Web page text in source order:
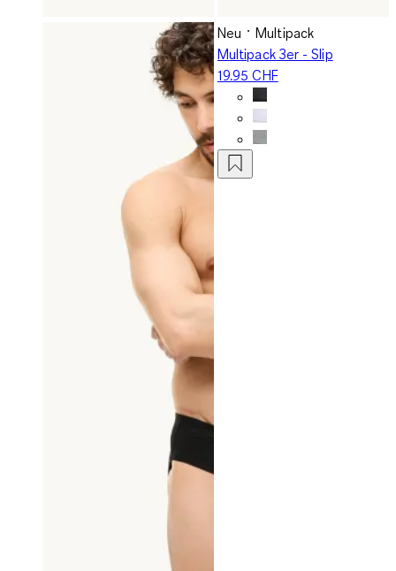
Neu
Multipack
Multipack 3er - Slip
19.95 CHF